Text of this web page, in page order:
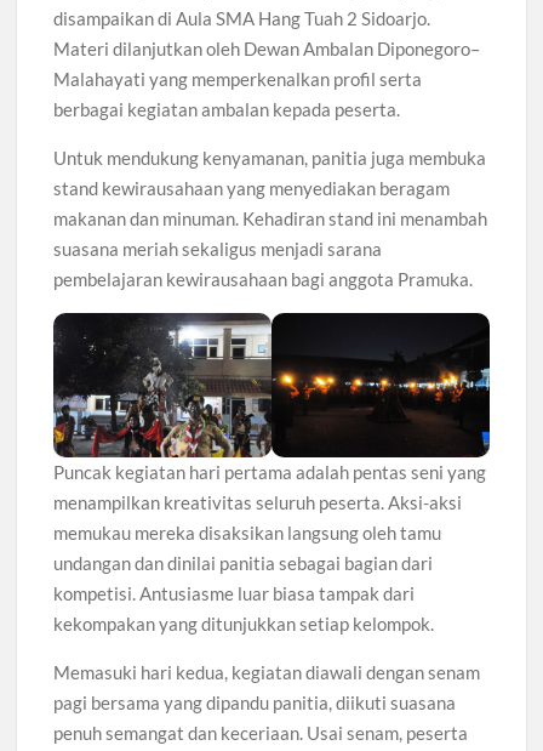
disampaikan di Aula SMA Hang Tuah 2 Sidoarjo.
Materi dilanjutkan oleh Dewan Ambalan Diponegoro–
Malahayati yang memperkenalkan profil serta
berbagai kegiatan ambalan kepada peserta.
Untuk mendukung kenyamanan, panitia juga membuka
stand kewirausahaan yang menyediakan beragam
makanan dan minuman. Kehadiran stand ini menambah
suasana meriah sekaligus menjadi sarana
pembelajaran kewirausahaan bagi anggota Pramuka.
Puncak kegiatan hari pertama adalah pentas seni yang
menampilkan kreativitas seluruh peserta. Aksi-aksi
memukau mereka disaksikan langsung oleh tamu
undangan dan dinilai panitia sebagai bagian dari
kompetisi. Antusiasme luar biasa tampak dari
kekompakan yang ditunjukkan setiap kelompok.
Memasuki hari kedua, kegiatan diawali dengan senam
pagi bersama yang dipandu panitia, diikuti suasana
penuh semangat dan keceriaan. Usai senam, peserta